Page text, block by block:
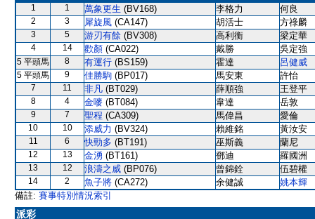
1 1 萬象更生 (BV168) 李格力 何良
2 3 犀旋風 (CA147) 胡活士 方祿麟
3 5 游刃有餘 (BV308) 高利衡 梁定華
4 14 歡顏 (CA022) 戴勝 吳定強
5 平頭馬 8 有運行 (BS159) 霍達 呂健威
5 平頭馬 9 佳勝駒 (BP017) 馬安東 許怡
7 11 非凡 (BT029) 薛順強 王登平
8 4 金嘜 (BT084) 韋達 岳敦
9 7 聖程 (CA309) 馬偉昌 愛倫
10 10 添威力 (BV324) 賴維銘 黃汝安
11 6 快勁多 (BT191) 巫斯義 蘭尼
12 13 金湧 (BT161) 鄧迪 羅國洲
13 12 浪濤之威 (BP076) 曾錦銓 伍碧權
14 2 魚子將 (CA272) 余健誠
姚本輝
備註: 賽事特別情況索引
派彩